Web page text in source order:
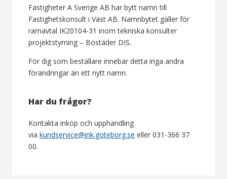
Fastigheter A Sverige AB har bytt namn till
Fastighetskonsult i Väst AB. Namnbytet gäller för
ramavtal IK20104-31 inom tekniska konsulter
projektstyrning – Bostäder DIS.
För dig som beställare innebär detta inga andra
förändringar än ett nytt namn.
Har du frågor?
Kontakta inköp och upphandling
via kundservice@ink.goteborg.se eller 031-366 37
00.